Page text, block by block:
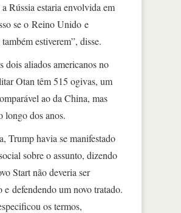
Rússia estaria envolvida em
se o Reino Unido e
estiverem”, disse.
dois aliados americanos no
Otan têm 515 ogivas, um
ao da China, mas
longo dos anos.
Trump havia se manifestado
sobre o assunto, dizendo
Start não deveria ser
e defendendo um novo tratado.
os termos,